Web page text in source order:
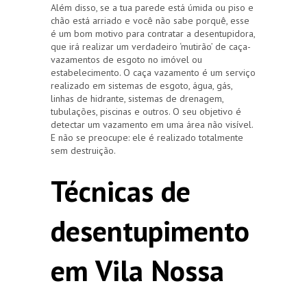
Além disso, se a tua parede está úmida ou piso e
chão está arriado e você não sabe porquê, esse
é um bom motivo para contratar a desentupidora,
que irá realizar um verdadeiro ‘mutirão’ de caça-
vazamentos de esgoto no imóvel ou
estabelecimento. O caça vazamento é um serviço
realizado em sistemas de esgoto, água, gás,
linhas de hidrante, sistemas de drenagem,
tubulações, piscinas e outros. O seu objetivo é
detectar um vazamento em uma área não visível.
E não se preocupe: ele é realizado totalmente
sem destruição.
Técnicas de
desentupimento
em Vila Nossa